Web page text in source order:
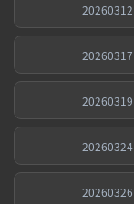
20260312
20260317
20260319
20260324
20260326